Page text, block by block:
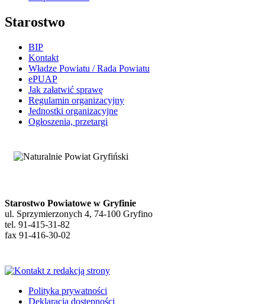
Starostwo
BIP
Kontakt
Władze Powiatu / Rada Powiatu
ePUAP
Jak załatwić sprawę
Regulamin organizacyjny
Jednostki organizacyjne
Ogłoszenia, przetargi
Starostwo Powiatowe w Gryfinie
ul. Sprzymierzonych 4, 74-100 Gryfino
tel. 91-415-31-82
fax 91-416-30-02
Polityka prywatności
Deklaracja dostępności